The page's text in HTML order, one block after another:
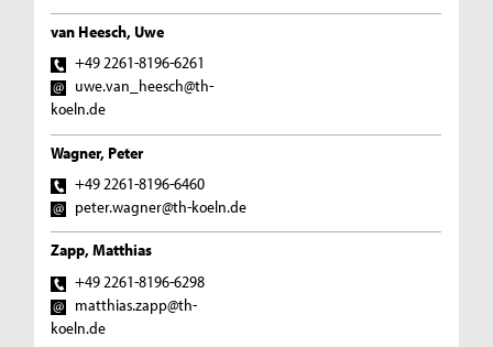
van Heesch, Uwe
+49 2261-8196-6261
uwe.van_heesch@th-
koeln.de
Wagner, Peter
+49 2261-8196-6460
peter.wagner@th-koeln.de
Zapp, Matthias
+49 2261-8196-6298
matthias.zapp@th-
koeln.de